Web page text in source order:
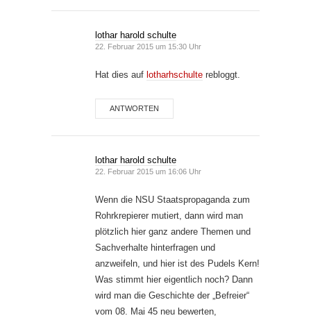
lothar harold schulte
22. Februar 2015 um 15:30 Uhr
Hat dies auf lotharhschulte rebloggt.
ANTWORTEN
lothar harold schulte
22. Februar 2015 um 16:06 Uhr
Wenn die NSU Staatspropaganda zum
Rohrkrepierer mutiert, dann wird man
plötzlich hier ganz andere Themen und
Sachverhalte hinterfragen und
anzweifeln, und hier ist des Pudels Kern!
Was stimmt hier eigentlich noch? Dann
wird man die Geschichte der „Befreier“
vom 08. Mai 45 neu bewerten,